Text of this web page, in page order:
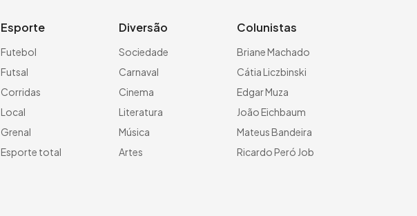
Esporte
Futebol
Futsal
Corridas
Local
Grenal
Esporte total
Diversão
Sociedade
Carnaval
Cinema
Literatura
Música
Artes
Colunistas
Briane Machado
Cátia Liczbinski
Edgar Muza
João Eichbaum
Mateus Bandeira
Ricardo Peró Job